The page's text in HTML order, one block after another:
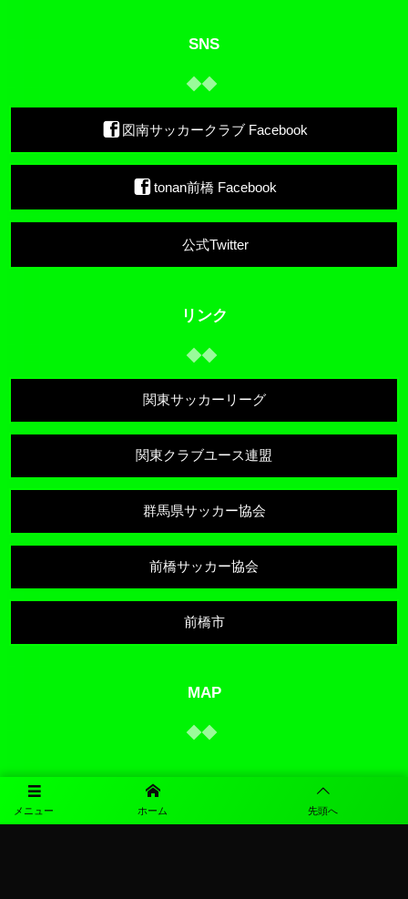
メニュー ホーム 先頭へ
SNS
図南サッカークラブ Facebook
tonan前橋 Facebook
公式Twitter
リンク
関東サッカーリーグ
関東クラブユース連盟
群馬県サッカー協会
前橋サッカー協会
前橋市
MAP